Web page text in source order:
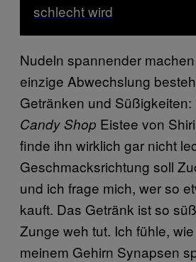
schlecht wird
Nudeln spannender
einzige Abwechslung
Getränken und
Candy Shop Eistee von
finde ihn wirklich gar nicht
Geschmacksrichtung soll
und ich frage mich, wer so
kauft. Das Getränk ist so
Zunge weh tut. Ich fühle,
meinem Gehirn Synapsen